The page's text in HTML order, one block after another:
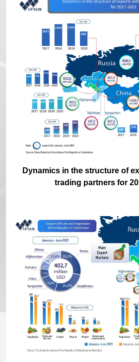
Dynamics in the structure of
trading partners for